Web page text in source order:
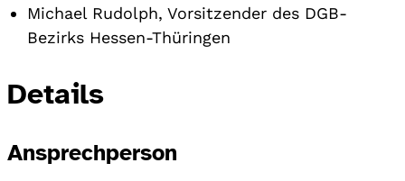
Michael Rudolph, Vorsitzender des DGB-
Bezirks Hessen-Thüringen
Details
Ansprechperson